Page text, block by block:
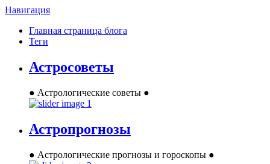
Навигация
Главная страница блога
Теги
Астросоветы
● Астрологические советы ●
Астропрогнозы
● Астрологические прогнозы и гороскопы ●